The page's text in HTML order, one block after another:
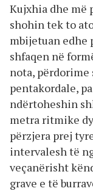
Kujxhia dhe më
shohin tek to
mbijetuan edhe
shfaqen në
nota,
pentakordale,
ndërtoheshin
metra ritmike
përzjera prej
intervalesh të
veçanërisht
grave e të